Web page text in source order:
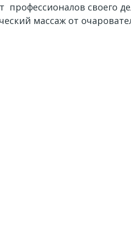
профессионалов своего
массаж от